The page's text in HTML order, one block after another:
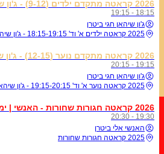
18:15 - 19:15
ג'ון שיהאן חגי ביטרן
2025 קראטה ילדים א' וד' 18:15-19:15 - ג'ון שיהאן חגי
19:15 - 20:15
ג'ון שיהאן חגי ביטרן
2025 קראטה נוער א' וד' 19:15-20:15 - ג'ון שיהאן חגי
2026 קראטה חגורות שחורות - האנשי | ימי א' וד' 19:30-20:30
19:30 - 20:30
האנשי אלי ביטרן
2025 קראטה חגורות שחורות